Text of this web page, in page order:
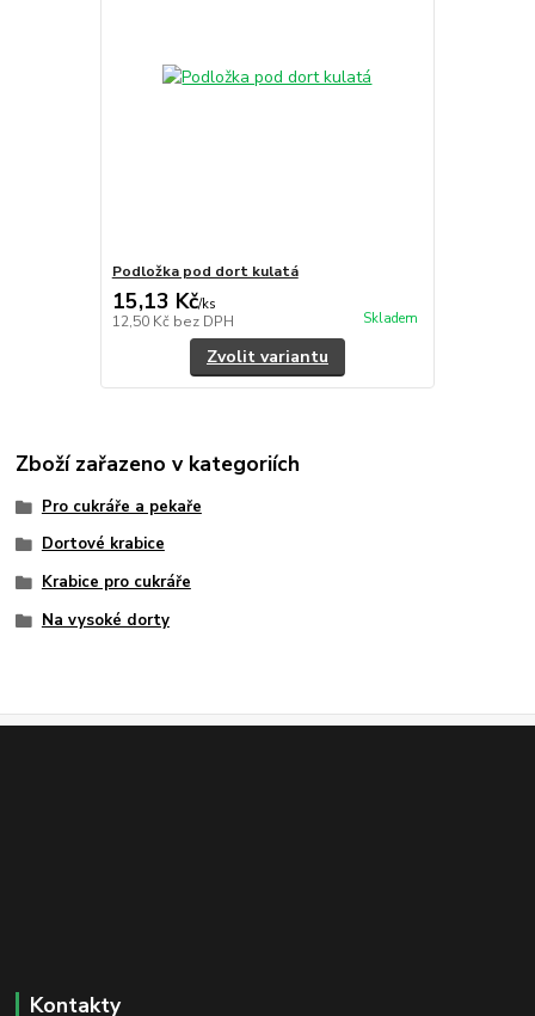
Podložka pod dort kulatá
15,13 Kč/ks
12,50 Kč bez DPH Skladem
Zvolit variantu
Zboží zařazeno v kategoriích
Pro cukráře a pekaře
Dortové krabice
Krabice pro cukráře
Na vysoké dorty
Kontakty